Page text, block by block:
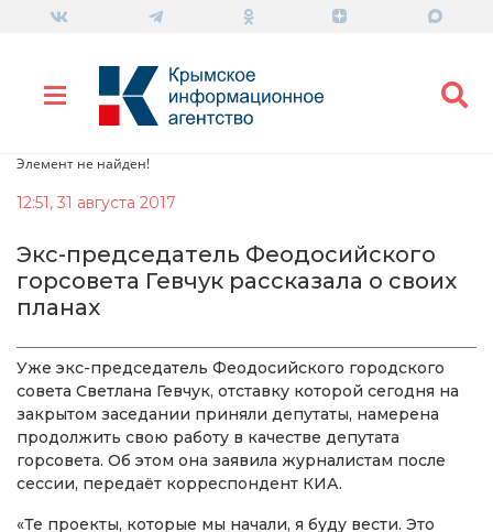
Элемент не найден!
12:51, 31 августа 2017
Экс-председатель Феодосийского
горсовета Гевчук рассказала о своих
планах
Уже экс-председатель Феодосийского городского
совета Светлана Гевчук, отставку которой сегодня на
закрытом заседании приняли депутаты, намерена
продолжить свою работу в качестве депутата
горсовета. Об этом она заявила журналистам после
сессии, передаёт корреспондент КИА.
«Те проекты, которые мы начали, я буду вести. Это